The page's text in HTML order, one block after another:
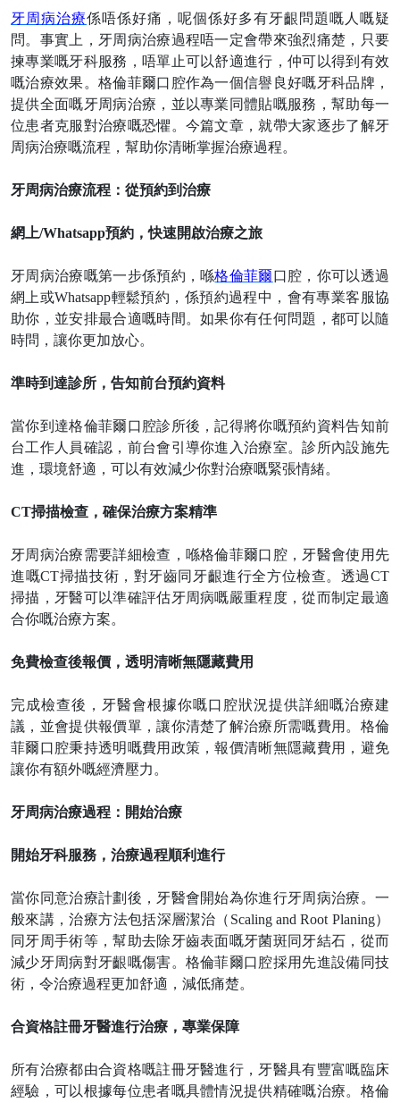
牙周病治療係唔係好痛，呢個係好多有牙齦問題嘅人嘅疑
問。事實上，牙周病治療過程唔一定會帶來強烈痛楚，只要
揀專業嘅牙科服務，唔單止可以舒適進行，仲可以得到有效
嘅治療效果。格倫菲爾口腔作為一個信譽良好嘅牙科品牌，
提供全面嘅牙周病治療，並以專業同體貼嘅服務，幫助每一
位患者克服對治療嘅恐懼。今篇文章，就帶大家逐步了解牙
周病治療嘅流程，幫助你清晰掌握治療過程。
牙周病治療流程：從預約到治療
網上/Whatsapp預約，快速開啟治療之旅
牙周病治療嘅第一步係預約，喺格倫菲爾口腔，你可以透過
網上或Whatsapp輕鬆預約，係預約過程中，會有專業客服協
助你，並安排最合適嘅時間。如果你有任何問題，都可以隨
時問，讓你更加放心。
準時到達診所，告知前台預約資料
當你到達格倫菲爾口腔診所後，記得將你嘅預約資料告知前
台工作人員確認，前台會引導你進入治療室。診所內設施先
進，環境舒適， 可以有效減少你對治療嘅緊張情緒。
CT掃描檢查，確保治療方案精準
牙周病治療需要詳細檢查，喺格倫菲爾口腔，牙醫會使用先
進嘅CT掃描技術，對牙齒同牙齦進行全方位檢查。透過CT
掃描，牙醫可以準確評估牙周病嘅嚴重程度，從而制定最適
合你嘅治療方案。
免費檢查後報價，透明清晰無隱藏費用
完成檢查後，牙醫會根據你嘅口腔狀況提供詳細嘅治療建
議，並會提供報價單，讓你清楚了解治療所需嘅費用。格倫
菲爾口腔秉持透明嘅費用 政策，報價清晰無隱藏費用，避免
讓你有額外嘅經濟壓力。
牙周病治療過程：開始治療
開始牙科服務，治療過程順利進行
當你同意治療計劃後，牙醫會開始為你進行牙周病治療。一
般來講，治療方法包括深層潔治（ Scaling and Root Planing）
同牙周手術等，幫助去除牙齒表面嘅牙菌斑同牙結石，從而
減少牙周病對牙齦嘅傷害。格倫菲爾口腔採用先進設備同技
術，令治療過程更加舒適，減低痛楚。
合資格註冊牙醫進行治療，專業保障
所有治療都由合資格嘅註冊牙醫進行，牙醫具有豐富嘅臨床
經驗， 可以根據每位患者嘅具體情況提供精確嘅治療。格倫